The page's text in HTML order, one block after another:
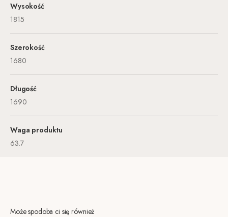
Wysokość
1815
Szerokość
1680
Długość
1690
Waga produktu
63.7
Może spodoba ci się również